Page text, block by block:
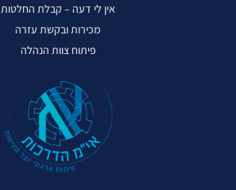
אין לי דעה – קבלת החלטות
מכירות ובקשת עזרה
פיתוח צוות הנהלה